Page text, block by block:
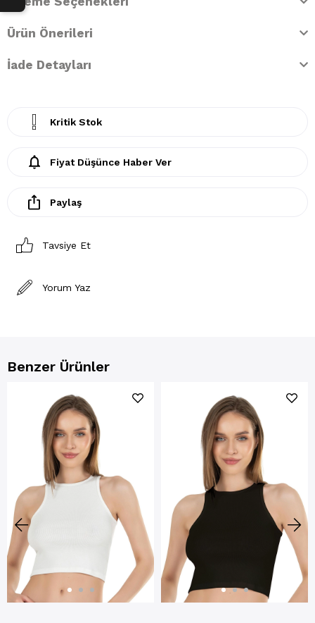
Ürün Önerileri
İade Detayları
Kritik Stok
Fiyat Düşünce Haber Ver
Paylaş
Tavsiye Et
Yorum Yaz
Benzer Ürünler